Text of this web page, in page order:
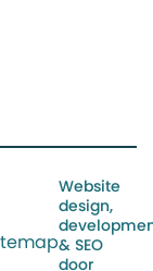
Website
design,
& SEO
door